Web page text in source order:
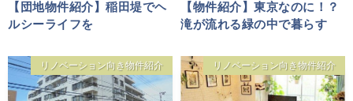
【団地物件紹介】稲田堤でヘ
ルシーライフを
【物件紹介】東京なのに！？
滝が流れる緑の中で暮らす
リノベーション向き物件紹介 リノベーション向き物件紹介